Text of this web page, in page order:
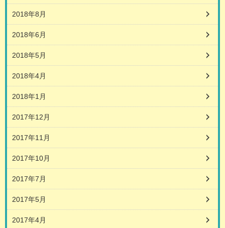
2018年8月
2018年6月
2018年5月
2018年4月
2018年1月
2017年12月
2017年11月
2017年10月
2017年7月
2017年5月
2017年4月